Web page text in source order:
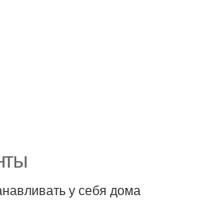
у себя дома